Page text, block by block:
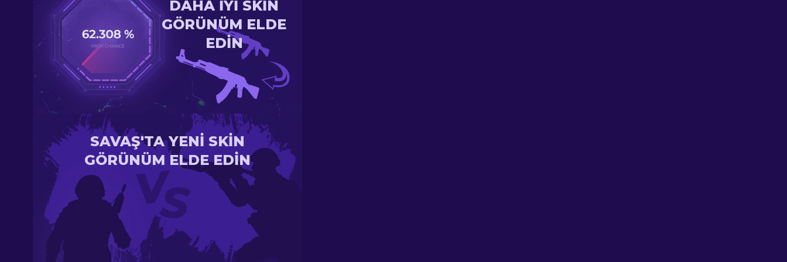
DAHA IYI SKIN
GÖRÜNÜM ELDE
EDIN
SAVAŞ'TA YENI SKIN
GÖRÜNÜM ELDE EDIN